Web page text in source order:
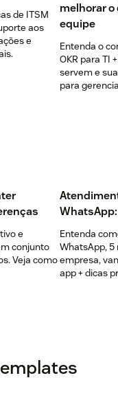
de ITSM
aos
e
melhorar
equipe
Entenda o
OKR para TI
servem e
para
e
conjunto
Veja como
Entenda
WhatsApp, 5
empresa,
app + dicas